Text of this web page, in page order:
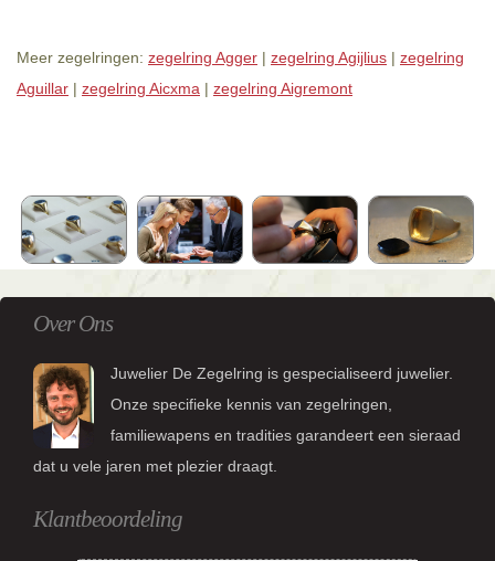
Meer zegelringen: zegelring Agger | zegelring Agijlius | zegelring
Aguillar | zegelring Aicxma | zegelring Aigremont
Over Ons
Juwelier De Zegelring is gespecialiseerd juwelier.
Onze specifieke kennis van zegelringen,
familiewapens en tradities garandeert een sieraad
dat u vele jaren met plezier draagt.
Klantbeoordeling